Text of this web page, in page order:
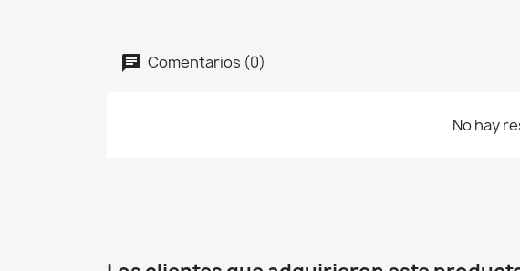
Comentarios (0)
No hay